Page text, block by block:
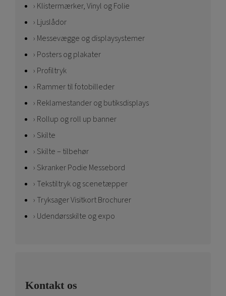
Klistermærker, Vinyl og Folie
Ljuslådor
Messevægge og displaysystemer
Posters og plakater
Profiltryk
Rammer til fotobilleder
Reklamestander og butiksdisplays
Rollup og roll up banner
Skilte
Skilte – tilbehør
Skranker Podie Messebord
Tekstiltryk og scenetæpper
Tryksager Visitkort Brochurer
Udendørsskilte og expo
Kontakt os